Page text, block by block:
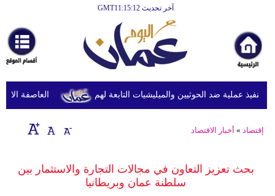
آخر تحديث GMT11:15:12
أخبارعاجلة
رياضة
ثقافة
إقتصاد
وموسيقى
العاصفة عملية ضد الحوثيين والميليشيات التابعة لهم
إقتصاد » أخبار الاقتصاد
بحث تعزيز التعاون في مجالات التجارة والاستثمار بين
سلطنة عمان وبريطانيا